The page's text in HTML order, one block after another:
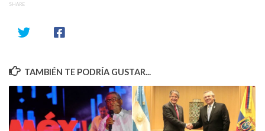
SHARE
TAMBIÉN TE PODRÍA GUSTAR...